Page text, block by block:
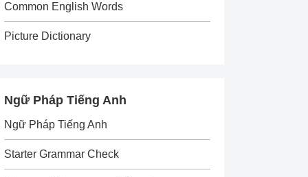
Common English Words
Picture Dictionary
Ngữ Pháp Tiếng Anh
Ngữ Pháp Tiếng Anh
Starter Grammar Check